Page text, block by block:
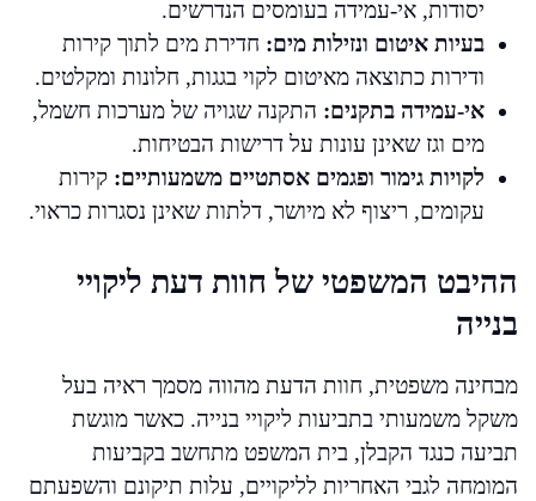
יסודות, אי-עמידה בעומסים הנדרשים.
בעיות איטום ונזילות מים: חדירת מים לתוך קירות
ודירות כתוצאה מאיטום לקוי בגגות, חלונות ומקלטים.
אי-עמידה בתקנים: התקנה שגויה של מערכות חשמל,
מים וגז שאינן עונות על דרישות הבטיחות.
לקויות גימור ופגמים אסתטיים משמעותיים: קירות
עקומים, ריצוף לא מיושר, דלתות שאינן נסגרות כראוי.
ההיבט המשפטי של חוות דעת ליקויי
בנייה
מבחינה משפטית, חוות הדעת מהווה מסמך ראיה בעל
משקל משמעותי בתביעות ליקויי בנייה. כאשר מוגשת
תביעה כנגד הקבלן, בית המשפט מתחשב בקביעות
המומחה לגבי האחריות לליקויים, עלות תיקונם והשפעתם